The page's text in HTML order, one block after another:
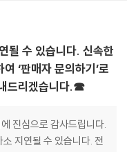
될 수 있습니다. 신속한
‘판매자 문의하기’로
드리겠습니다.☎
진심으로 감사드립니다.
지연될 수 있습니다. 전